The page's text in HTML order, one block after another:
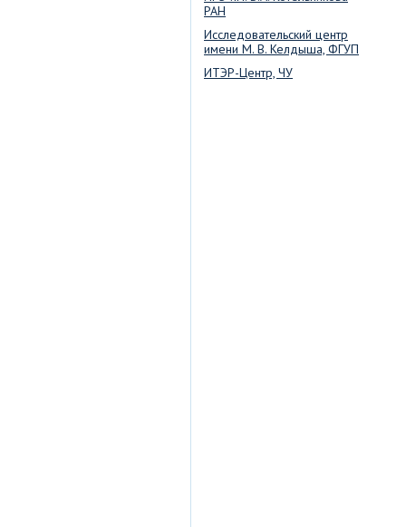
РАН
Исследовательский центр
имени М. В. Келдыша, ФГУП
ИТЭР-Центр, ЧУ